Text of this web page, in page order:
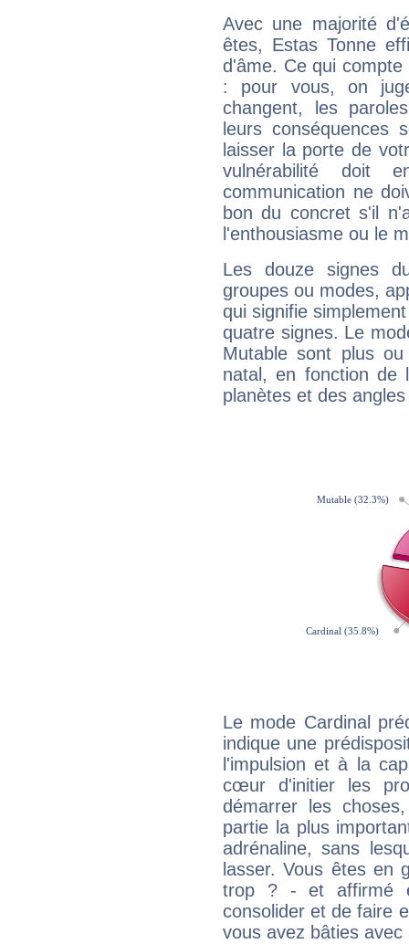
Avec une majorité
êtes, Estas Tonne
d'âme. Ce qui
: pour vous, on
changent, les
leurs conséquences
laisser la porte de
vulnérabilité doit
communication ne
bon du concret s'il
l'enthousiasme ou le
Les douze signes
groupes ou modes,
qui signifie
quatre signes. Le
Mutable sont plus
natal, en fonction de
planètes et des
Le mode Cardinal
indique une
l'impulsion et à la
cœur d'initier les
démarrer les
partie la plus
adrénaline, sans
lasser. Vous êtes en
trop ? - et affirmé
consolider et de faire
vous avez bâties avec